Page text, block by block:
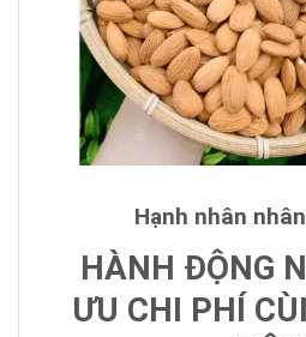
Hạnh nhân
HÀNH ĐỘNG
ƯU CHI PHÍ